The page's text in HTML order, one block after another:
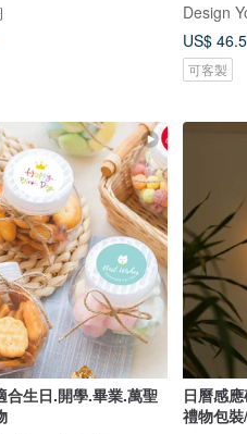
US$
可客製
合生日.開學.畢業.萬聖
日曆感
禮物包